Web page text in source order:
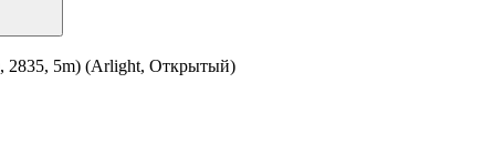
2835, 5m) (Arlight, Открытый)